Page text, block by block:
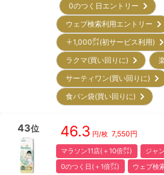
0のつく日エントリー
ウェブ検索利用エントリー
＋1,000㌽(初サービス利用)
ラクマ(買い回りに)
サーティワン(買い回りに)
食パン袋(買い回りに)
43位 46.3 円/枚 7,550円
マラソン11店(＋10倍㌽)
ジャ
0のつく日(＋1倍㌽)
ウェブ検